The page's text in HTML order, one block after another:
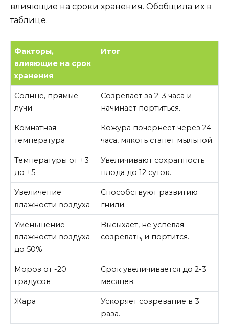
влияющие на сроки хранения. Обобщила их в
таблице.
Факторы,
влияющие на срок
хранения
Итог
Солнце, прямые
лучи
Созревает за 2-3 часа и
начинает портиться.
Комнатная
температура
Кожура почернеет через 24
часа, мякоть станет мыльной.
Температуры от +3
до +5
Увеличивают сохранность
плода до 12 суток.
Увеличение
влажности воздуха
Способствуют развитию
гнили.
Уменьшение
влажности воздуха
до 50%
Высыхает, не успевая
созревать, и портится.
Мороз от -20
градусов
Срок увеличивается до 2-3
месяцев.
Жара
Ускоряет созревание в 3
раза.